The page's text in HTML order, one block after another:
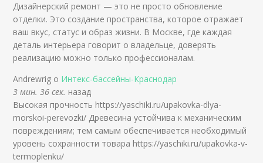
Дизайнерский ремонт — это не просто обновление
отделки. Это создание пространства, которое отражает
ваш вкус, статус и образ жизни. В Москве, где каждая
деталь интерьера говорит о владельце, доверять
реализацию можно только профессионалам.
Andrewrig о Интекс-бассейны-Краснодар
3 мин. 36 сек. назад
Высокая прочность https://yaschiki.ru/upakovka-dlya-
morskoi-perevozki/ Древесина устойчива к механическим
повреждениям; тем самым обеспечивается необходимый
уровень сохранности товара https://yaschiki.ru/upakovka-v-
termoplenku/